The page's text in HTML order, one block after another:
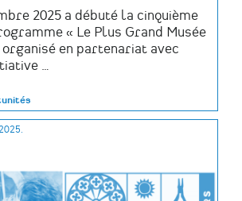
2025 a débuté la cinquième
« Le Plus Grand Musée
organisé en partenariat avec
…